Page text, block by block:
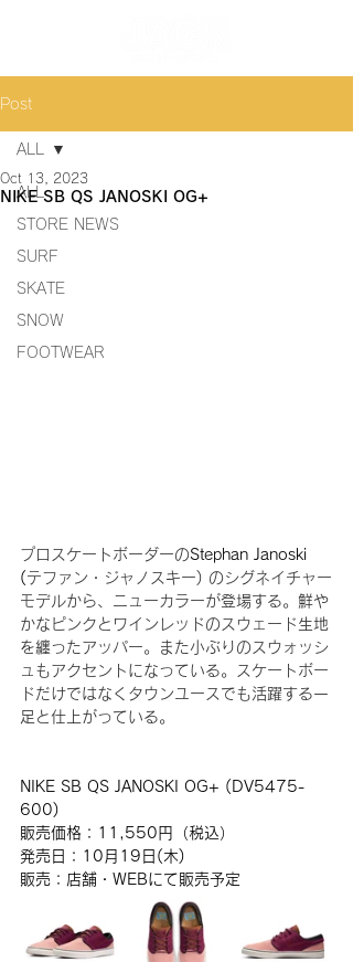
Post
ALL
STORE NEWS
SURF
SKATE
SNOW
FOOTWEAR
ALL
NIKE SB QS JANOSKI OG+
Oct 13, 2023
プロスケートボーダーのStephan Janoski
( テファン・ジャノスキー) のシグネイチャー
モデルから、ニューカラーが登場する。鮮や
かなピンクとワインレッドのスウェード生地
を纏ったアッパー。また小ぶりのスウォッシ
ュもアクセントになっている。スケートボー
ドだけではなくタウンユースでも活躍する一
足と仕上がっている。
NIKE SB QS JANOSKI OG+ (DV5475-
600)
販売価格：11,550円（税込）
発売日：10月19日(木)
販売：店舗・WEBにて販売予定